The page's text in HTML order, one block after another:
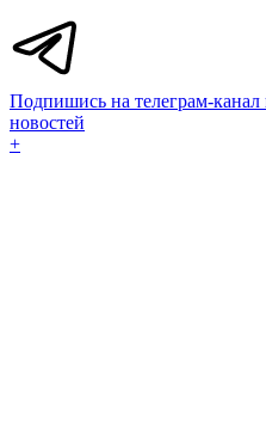
Подпишись на телеграм-канал
новостей
+